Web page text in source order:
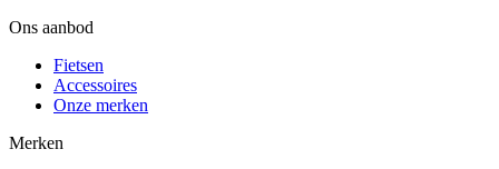
Ons aanbod
Fietsen
Accessoires
Onze merken
Merken